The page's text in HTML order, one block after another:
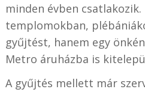
minden évben csatlakozik.
templomokban,
gyűjtést, hanem egy
Metro áruházba is
A gyűjtés mellett már